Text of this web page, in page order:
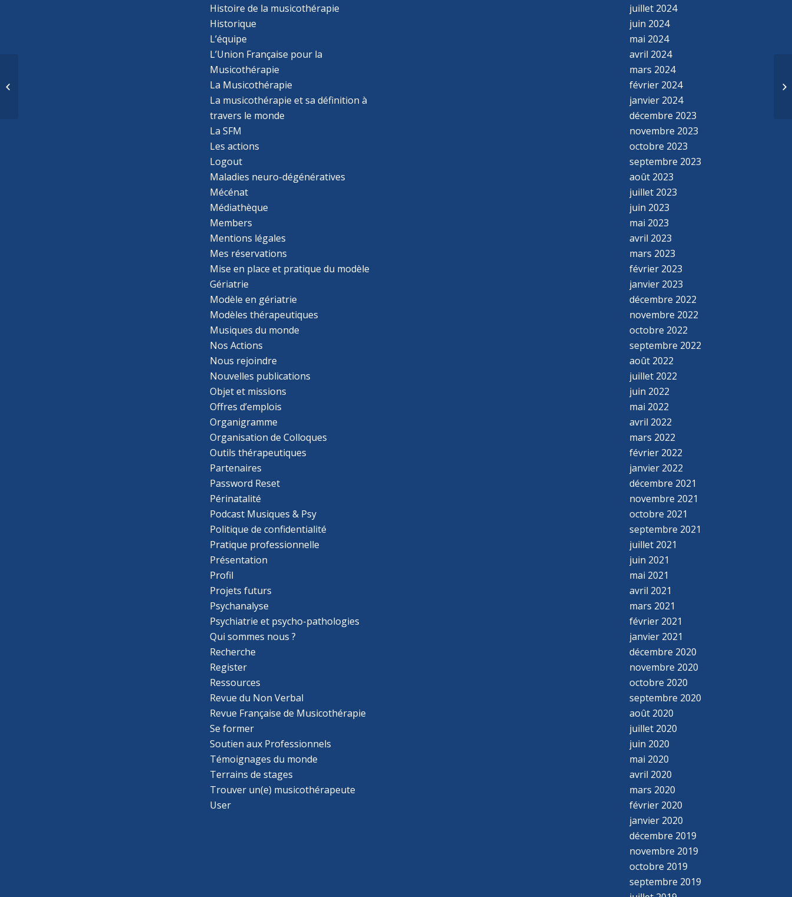
Histoire de la musicothérapie
Historique
L’équipe
L’Union Française pour la
Musicothérapie
La Musicothérapie
La musicothérapie et sa définition à
travers le monde
La SFM
Les actions
Logout
Maladies neuro-dégénératives
Mécénat
Médiathèque
Members
Mentions légales
Mes réservations
Mise en place et pratique du modèle
Gériatrie
Modèle en gériatrie
Modèles thérapeutiques
Musiques du monde
Nos Actions
Nous rejoindre
Nouvelles publications
Objet et missions
Offres d’emplois
Organigramme
Organisation de Colloques
Outils thérapeutiques
Partenaires
Password Reset
Périnatalité
Podcast Musiques & Psy
Politique de confidentialité
Pratique professionnelle
Présentation
Profil
Projets futurs
Psychanalyse
Psychiatrie et psycho-pathologies
Qui sommes nous ?
Recherche
Register
Ressources
Revue du Non Verbal
Revue Française de Musicothérapie
Se former
Soutien aux Professionnels
Témoignages du monde
Terrains de stages
Trouver un(e) musicothérapeute
User
juillet 2024
juin 2024
mai 2024
avril 2024
mars 2024
février 2024
janvier 2024
décembre 2023
novembre 2023
octobre 2023
septembre 2023
août 2023
juillet 2023
juin 2023
mai 2023
avril 2023
mars 2023
février 2023
janvier 2023
décembre 2022
novembre 2022
octobre 2022
septembre 2022
août 2022
juillet 2022
juin 2022
mai 2022
avril 2022
mars 2022
février 2022
janvier 2022
décembre 2021
novembre 2021
octobre 2021
septembre 2021
juillet 2021
juin 2021
mai 2021
avril 2021
mars 2021
février 2021
janvier 2021
décembre 2020
novembre 2020
octobre 2020
septembre 2020
août 2020
juillet 2020
juin 2020
mai 2020
avril 2020
mars 2020
février 2020
janvier 2020
décembre 2019
novembre 2019
octobre 2019
septembre 2019